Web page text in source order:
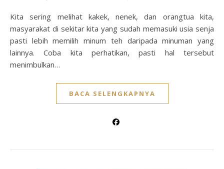
Kita sering melihat kakek, nenek, dan orangtua kita,
masyarakat di sekitar kita yang sudah memasuki usia senja
pasti lebih memilih minum teh daripada minuman yang
lainnya. Coba kita perhatikan, pasti hal tersebut
menimbulkan…
BACA SELENGKAPNYA